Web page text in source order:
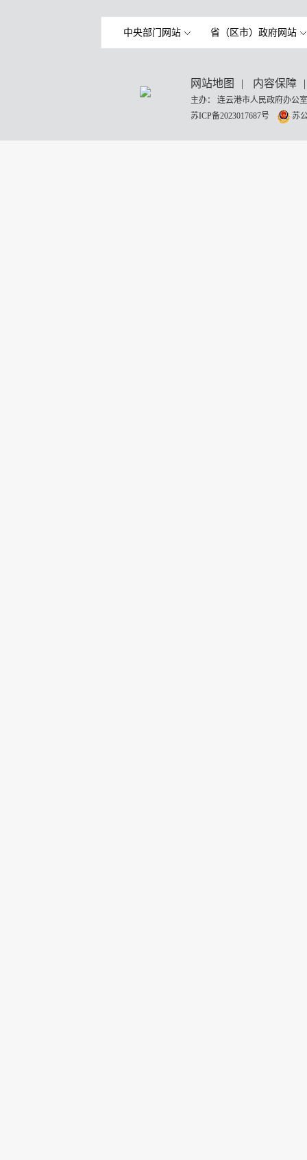
中央部门网站 省（区市）政府网站
网站地图 | 内容保障 |
主办： 连云港市人民政府办
苏ICP备2023017687号
苏